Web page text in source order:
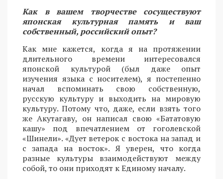
Как в вашем творчестве сосуществуют
японская культурная память и ваш
собственный, российский опыт?
Как мне кажется, когда я на протяжении
длительного времени интересовался
японской культурой (был даже опыт
изучения языка с носителем), я постепенно
начал вспоминать свою собственную,
русскую культуру и выходить на мировую
культуру. Потому что, даже, если взять того
же Акутагаву, он написал свою «Бататовую
кашу» под впечатлением от гоголевской
«Шинели». «Дует ветерок с востока на запад и
с запада на восток». Я уверен, что когда
разные культуры взаимодействуют между
собой, то они приходят к Единому началу.